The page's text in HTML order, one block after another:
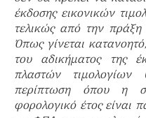
έκδοσης εικονικών
τελικώς από την
Όπως γίνεται
του αδικήματος της
πλαστών
περίπτωση όπου η
φορολογικό έτος